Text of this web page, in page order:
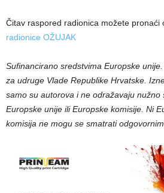
Čitav raspored radionica možete pronaći
radionice OŽUJAK
Sufinancirano sredstvima Europske
za udruge Vlade Republike Hrvatske.
samo su autorova i ne odražavaju nužno
Europske unije ili Europske komisije. Ni
komisija ne mogu se smatrati